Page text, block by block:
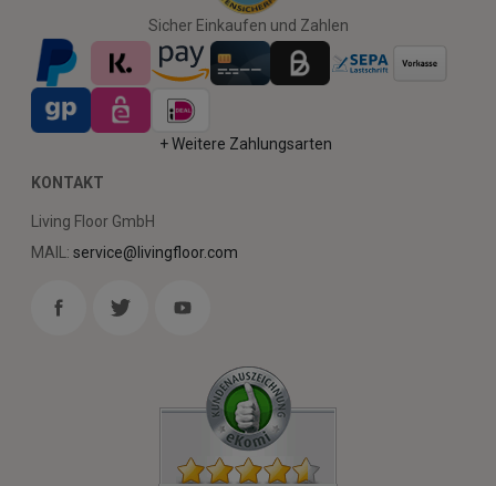
Sicher Einkaufen und Zahlen
+ Weitere Zahlungsarten
KONTAKT
Living Floor GmbH
MAIL: service@livingfloor.com